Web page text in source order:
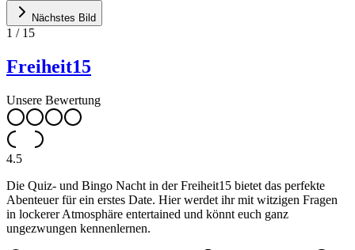
Nächstes Bild
1 / 15
Freiheit15
Unsere Bewertung
4.5
Die Quiz- und Bingo Nacht in der Freiheit15 bietet das perfekte
Abenteuer für ein erstes Date. Hier werdet ihr mit witzigen Fragen
in lockerer Atmosphäre entertained und könnt euch ganz
ungezwungen kennenlernen.